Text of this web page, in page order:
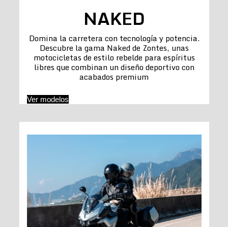
NAKED
Domina la carretera con tecnología y potencia.
Descubre la gama Naked de Zontes, unas
motocicletas de estilo rebelde para espíritus
libres que combinan un diseño deportivo con
acabados premium
Ver modelos